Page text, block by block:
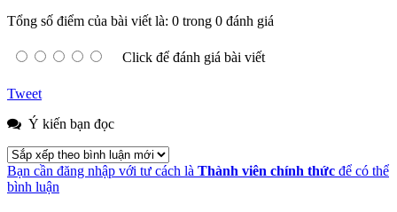
Tổng số điểm của bài viết là: 0 trong 0 đánh giá
Click để đánh giá bài viết
Tweet
Ý kiến bạn đọc
Bạn cần đăng nhập với tư cách là Thành viên chính thức để có thể
bình luận